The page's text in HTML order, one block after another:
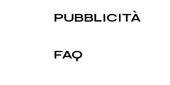
PUBBLICITÀ
FAQ